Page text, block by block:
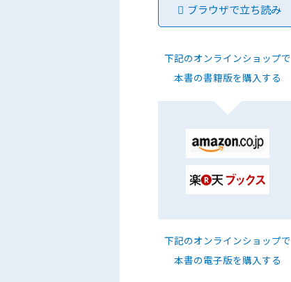
ブラウザで立ち読み
下記のオンラインショップで
本書の書籍版を購入する
下記のオンラインショップで
本書の電子版を購入する